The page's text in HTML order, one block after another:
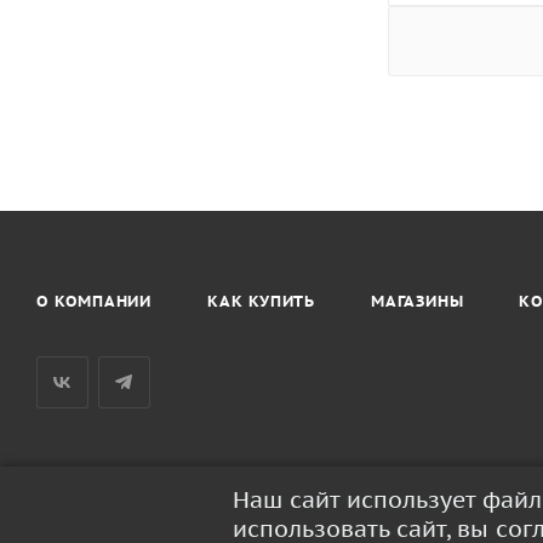
О КОМПАНИИ КАК КУПИТЬ МАГАЗИНЫ
2026 © BaseusRussia - интернет-магазин продукции Baseus
Наш сайт использует
использовать сайт, вы